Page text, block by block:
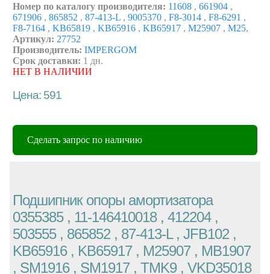
Номер по каталогу производителя: 11608 , 661904 ,
671906 , 865852 , 87-413-L , 9005370 , F8-3014 , F8-6291 ,
F8-7164 , KB65819 , KB65916 , KB65917 , M25907 , M25,
Артикул: 27752
Производитель: IMPERGOM
Срок доставки: 1 дн.
НЕТ В НАЛИЧИИ
Цена: 591
Сделать запрос по наличию
Подшипник опоры амортизатора
0355385 , 11-146410018 , 412204 ,
503555 , 865852 , 87-413-L , JFB102 ,
KB65916 , KB65917 , M25907 , MB1907
, SM1916 , SM1917 , TMK9 , VKD35018